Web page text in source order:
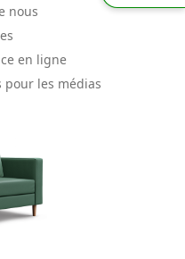
nous
en ligne
pour les médias